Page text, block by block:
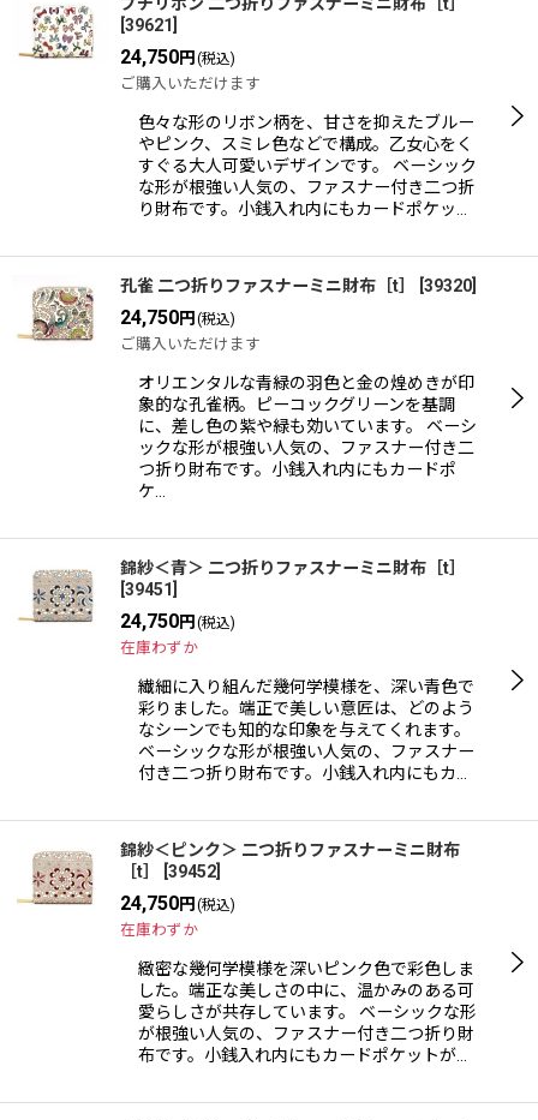
39621
24,750円 (税込)
ご購入いただけます
色々な形のリボン柄を、甘さを抑えたブルー
やピンク、スミレ色などで構成。乙女心をく
すぐる大人可愛いデザインです。 ベーシック
な形が根強い人気の、ファスナー付き二つ折
り財布です。小銭入れ内にもカードポケッ…
孔雀 二つ折りファスナーミニ財布［t］ 39320
24,750円 (税込)
ご購入いただけます
オリエンタルな青緑の羽色と金の煌めきが印
象的な孔雀柄。ピーコックグリーンを基調
に、差し色の紫や緑も効いています。 ベーシ
ックな形が根強い人気の、ファスナー付き二
つ折り財布です。小銭入れ内にもカードポ
ケ…
錦紗＜青＞ 二つ折りファスナーミニ財布［t］
39451
24,750円 (税込)
在庫わずか
繊細に入り組んだ幾何学模様を、深い青色で
彩りました。端正で美しい意匠は、どのよう
なシーンでも知的な印象を与えてくれます。
ベーシックな形が根強い人気の、ファスナー
付き二つ折り財布です。小銭入れ内にもカ…
錦紗＜ピンク＞ 二つ折りファスナーミニ財布
［t］
39452
24,750円 (税込)
在庫わずか
緻密な幾何学模様を深いピンク色で彩色しま
した。端正な美しさの中に、温かみのある可
愛らしさが共存しています。 ベーシックな形
が根強い人気の、ファスナー付き二つ折り財
布です。小銭入れ内にもカードポケットが…